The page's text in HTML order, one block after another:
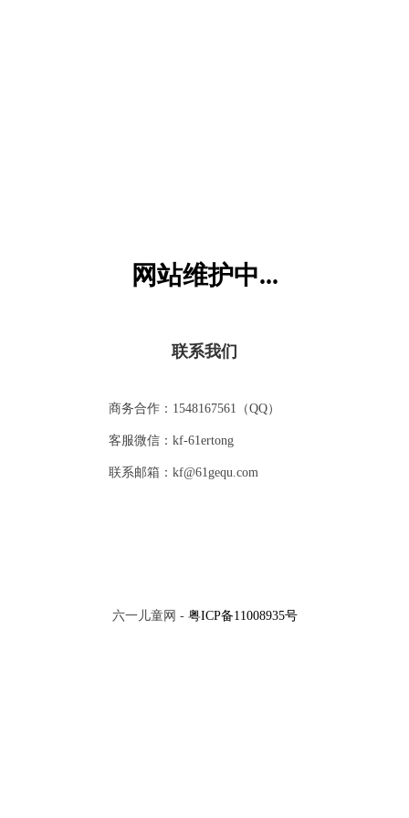
网站维护中...
联系我们
商务合作：1548167561（QQ）
客服微信：kf-61ertong
联系邮箱：kf@61gequ.com
六一儿童网 - 粤ICP备11008935号